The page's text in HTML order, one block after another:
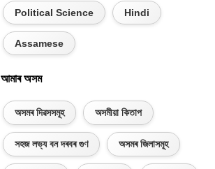
Political Science Hindi
Assamese
আমাৰ অসম
অসমৰ দিৱসসমূহ অসমীয়া কিতাপ
সহজ লভ্য বন দৰবৰ গুণ অসমৰ জিলাসমূহ